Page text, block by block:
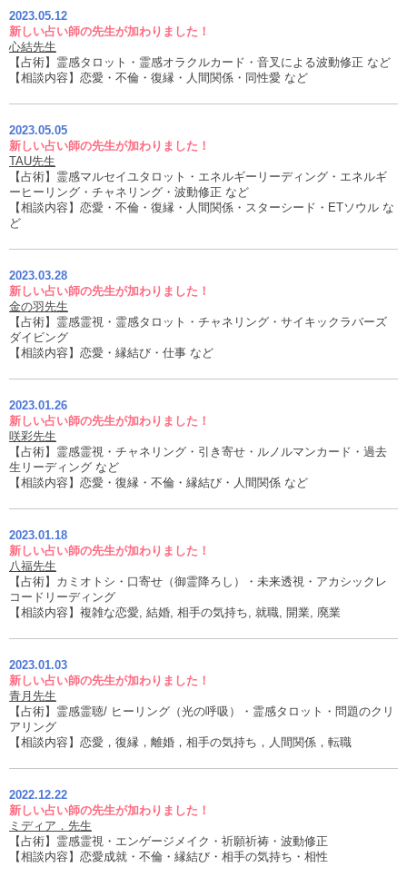
2023.05.12
新しい占い師の先生が加わりました！
心結先生
【占術】霊感タロット・霊感オラクルカード・音叉による波動修正 など
【相談内容】恋愛・不倫・復縁・人間関係・同性愛 など
2023.05.05
新しい占い師の先生が加わりました！
TAU先生
【占術】霊感マルセイユタロット・エネルギーリーディング・エネルギ
ーヒーリング・チャネリング・波動修正 など
【相談内容】恋愛・不倫・復縁・人間関係・スターシード・ETソウル な
ど
2023.03.28
新しい占い師の先生が加わりました！
金の羽先生
【占術】霊感霊視・霊感タロット・チャネリング・サイキックラバーズ
ダイビング
【相談内容】恋愛・縁結び・仕事 など
2023.01.26
新しい占い師の先生が加わりました！
咲彩先生
【占術】霊感霊視・チャネリング・引き寄せ・ルノルマンカード・過去
生リーディング など
【相談内容】恋愛・復縁・不倫・縁結び・人間関係 など
2023.01.18
新しい占い師の先生が加わりました！
八福先生
【占術】カミオトシ・口寄せ（御霊降ろし）・未来透視・アカシックレ
コードリーディング
【相談内容】複雑な恋愛, 結婚, 相手の気持ち, 就職, 開業, 廃業
2023.01.03
新しい占い師の先生が加わりました！
青月先生
【占術】霊感霊聴/ ヒーリング（光の呼吸）・霊感タロット・問題のクリ
アリング
【相談内容】恋愛，復縁，離婚，相手の気持ち，人間関係，転職
2022.12.22
新しい占い師の先生が加わりました！
ミディア．先生
【占術】霊感霊視・エンゲージメイク・祈願祈祷・波動修正
【相談内容】恋愛成就・不倫・縁結び・相手の気持ち・相性